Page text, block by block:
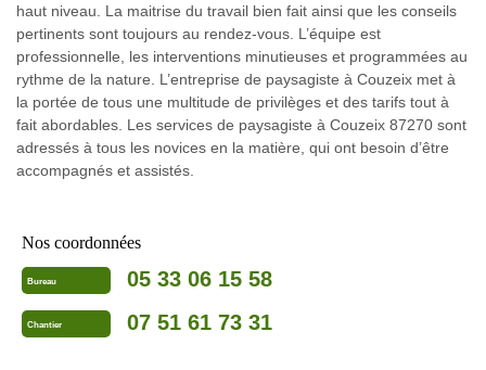
haut niveau. La maitrise du travail bien fait ainsi que les conseils
pertinents sont toujours au rendez-vous. L’équipe est
professionnelle, les interventions minutieuses et programmées au
rythme de la nature. L’entreprise de paysagiste à Couzeix met à
la portée de tous une multitude de privilèges et des tarifs tout à
fait abordables. Les services de paysagiste à Couzeix 87270 sont
adressés à tous les novices en la matière, qui ont besoin d’être
accompagnés et assistés.
Nos coordonnées
Bureau 05 33 06 15 58
Chantier 07 51 61 73 31